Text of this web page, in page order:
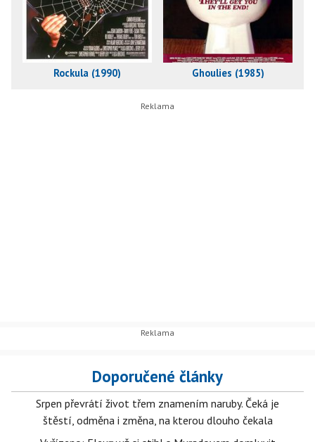
Rockula (1990) Ghoulies (1985)
Doporučené články
Srpen převrátí život třem znamením naruby. Čeká je
štěstí, odměna i změna, na kterou dlouho čekala